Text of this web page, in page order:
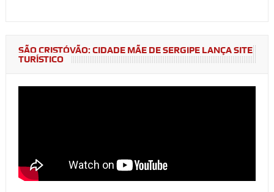
SÃO CRISTÓVÃO: CIDADE MÃE DE SERGIPE LANÇA SITE
TURÍSTICO